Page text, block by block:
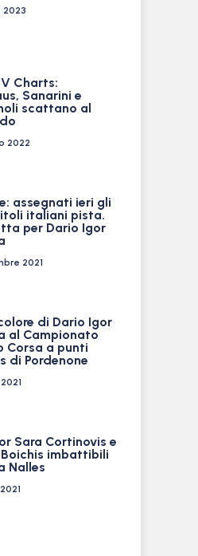
2023
Charts:
Sanarini e
scattano al
2022
assegnati ieri gli
italiani pista.
per Dario Igor
2021
di Dario Igor
al Campionato
Corsa a punti
di Pordenone
Sara Cortinovis e
imbattibili
Nalles